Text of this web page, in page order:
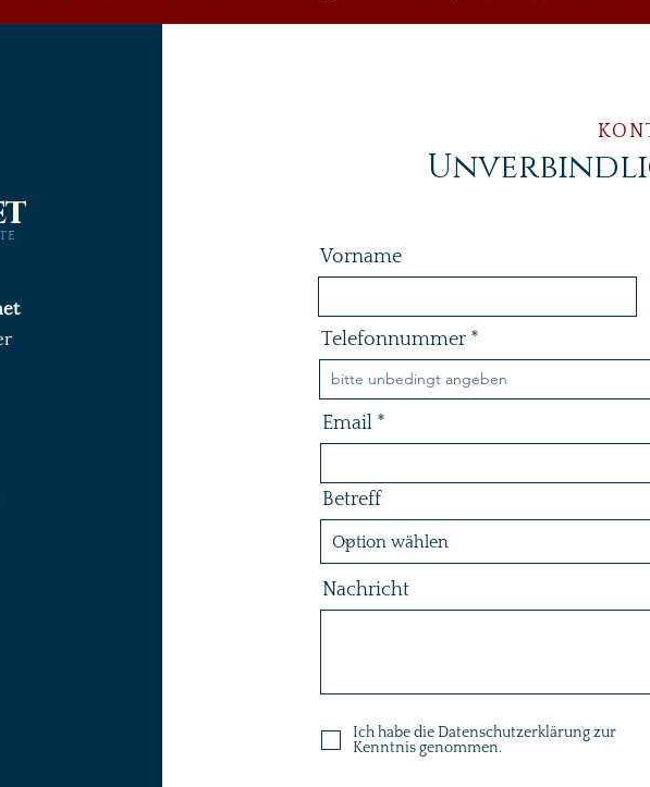
Vorname
Telefonnummer
Email
Betreff
Nachricht
Ich habe die Datenschutzerklärung zur
Kenntnis genommen.